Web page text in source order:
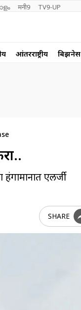
मनी9 TV9-UP
आंतरराष्ट्रीय बिझनेस
एलर्जी
SHARE